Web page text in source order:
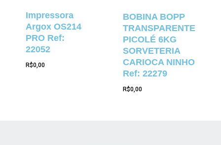
Impressora
Argox OS214
PRO Ref:
22052
R$0,00
BOBINA BOPP
TRANSPARENTE
PICOLÉ 6KG
SORVETERIA
CARIOCA NINHO
Ref: 22279
R$0,00